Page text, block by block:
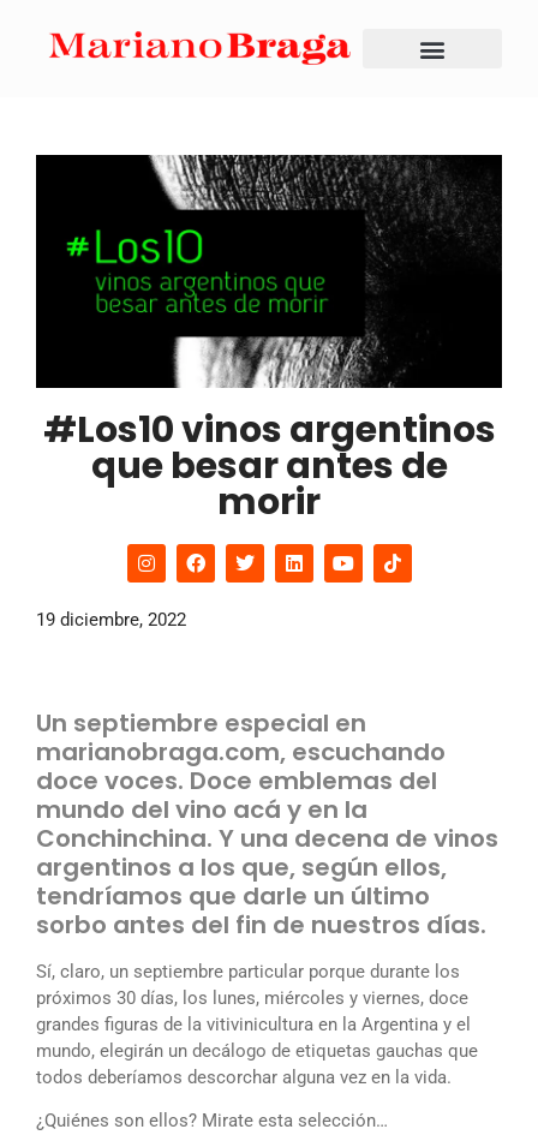
#Los10 vinos argentinos
que besar antes de
morir
19 diciembre, 2022
Un septiembre especial en
marianobraga.com, escuchando
doce voces. Doce emblemas del
mundo del vino acá y en la
Conchinchina. Y una decena de vinos
argentinos a los que, según ellos,
tendríamos que darle un último
sorbo antes del fin de nuestros días.
Sí, claro, un septiembre particular porque durante los
próximos 30 días, los lunes, miércoles y viernes, doce
grandes figuras de la vitivinicultura en la Argentina y el
mundo, elegirán un decálogo de etiquetas gauchas que
todos deberíamos descorchar alguna vez en la vida.
¿Quiénes son ellos? Mirate esta selección…